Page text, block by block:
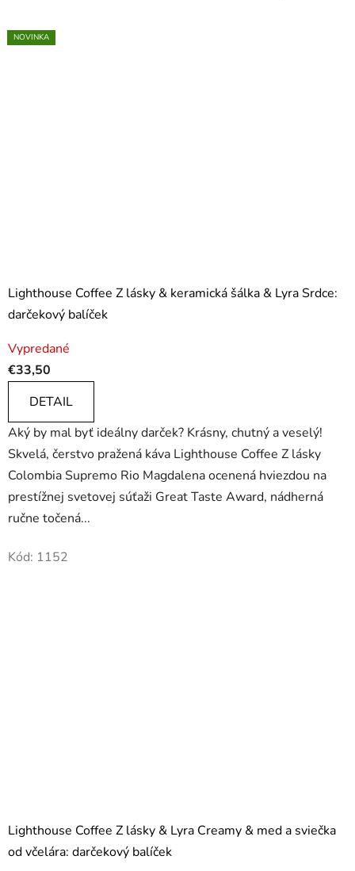
TIP
Lighthouse Coffee Z lásky & keramická šálka & Lyra Srdce:
darčekový balíček
Vypredané
€33,50
DETAIL
Aký by mal byť ideálny darček? Krásny, chutný a veselý!
Skvelá, čerstvo pražená káva Lighthouse Coffee Z lásky
Colombia Supremo Rio Magdalena ocenená hviezdou na
prestížnej svetovej súťaži Great Taste Award, nádherná
ručne točená...
Kód: 1152
NOVINKA
Lighthouse Coffee Z lásky & Lyra Creamy & med a sviečka
od včelára: darčekový balíček
NOVINKA